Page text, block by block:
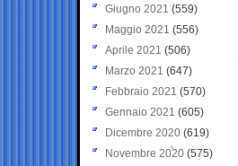
Giugno 2021(559)
Maggio 2021 (556)
Aprile 2021 (506)
Marzo 2021 (647)
Febbraio 2021 (570)
Gennaio 2021 (605)
Dicembre 2020 (619)
Novembre 2020 (575)